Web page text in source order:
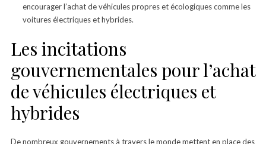
encourager l’achat de véhicules propres et écologiques comme les
voitures électriques et hybrides.
Les incitations
gouvernementales pour l’achat
de véhicules électriques et
hybrides
De nombreux gouvernements à travers le monde mettent en place des